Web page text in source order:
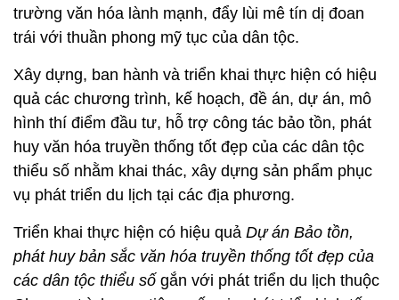
trường văn hóa lành mạnh, đẩy lùi mê tín dị đoan
trái với thuần phong mỹ tục của dân tộc.
Xây dựng, ban hành và triển khai thực hiện có hiệu
quả các chương trình, kế hoạch, đề án, dự án, mô
hình thí điểm đầu tư, hỗ trợ công tác bảo tồn, phát
huy văn hóa truyền thống tốt đẹp của các dân tộc
thiểu số nhằm khai thác, xây dựng sản phẩm phục
vụ phát triển du lịch tại các địa phương.
Triển khai thực hiện có hiệu quả Dự án Bảo tồn,
phát huy bản sắc văn hóa truyền thống tốt đẹp của
các dân tộc thiểu số gắn với phát triển du lịch thuộc